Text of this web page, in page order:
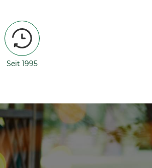
Seit 1995